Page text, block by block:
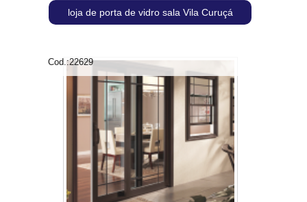
loja de porta de vidro sala Vila Curuçá
Cod.:22629